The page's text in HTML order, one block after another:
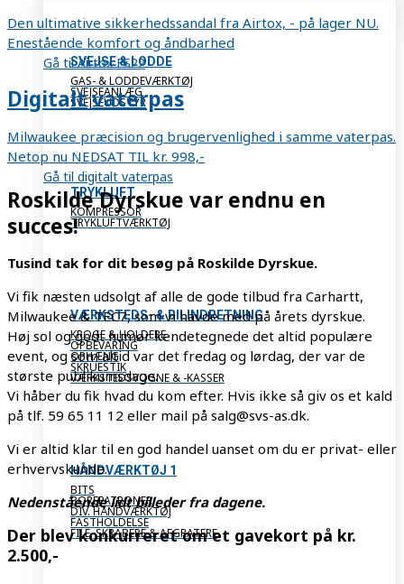
SVEJSE & LODDE
GAS- & LODDEVÆRKTØJ
SVEJSEANLÆG
SVEJSEUDSTYR
TRYKLUFT
KOMPRESSOR
TRYKLUFTVÆRKTØJ
VÆRKSTEDS- & BILINDRETNING
KROGE & HOLDERE
OPBEVARING
OPHÆNG
SKRUESTIK
VÆRKSTEDSVOGNE & -KASSER
HÅNDVÆRKTØJ 1
BITS
BOREPATRONER
DIV. HÅNDVÆRKTØJ
FASTHOLDELSE
FILE, SKRABERE & AFGRATERE
Den ultimative sikkerhedssandal fra Airtox, - på lager NU.
Enestående komfort og åndbarhed
Gå til Airtox FS22
Digitalt vaterpas
Milwaukee præcision og brugervenlighed i samme vaterpas.
Netop nu NEDSAT TIL kr. 998,-
Gå til digitalt vaterpas
Roskilde Dyrskue var endnu en
succes!
Tusind tak for dit besøg på Roskilde Dyrskue.
Vi fik næsten udsolgt af alle de gode tilbud fra Carhartt,
Milwaukee & TEC7, som vi havde med på årets dyrskue.
Høj sol og godt humør kendetegnede det altid populære
event, og som altid var det fredag og lørdag, der var de
største publikumsdage.
Vi håber du fik hvad du kom efter. Hvis ikke så giv os et kald
på tlf. 59 65 11 12 eller mail på salg@svs-as.dk.
Vi er altid klar til en god handel uanset om du er privat- eller
erhvervskunde.
Nedenstående lidt billeder fra dagene.
Der blev konkurreret om et gavekort på kr.
2.500,-